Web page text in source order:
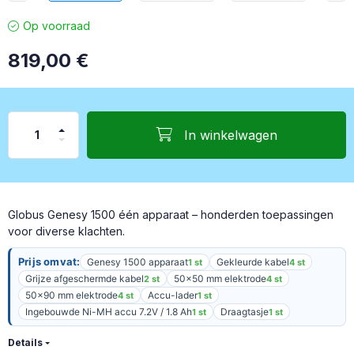
Op voorraad
819,00 €
In winkelwagen
Globus Genesy 1500 één apparaat – honderden toepassingen
voor diverse klachten.
Prijs omvat: Genesy 1500 apparaat1 st Gekleurde kabel4 st
Grijze afgeschermde kabel2 st 50×50 mm elektrode4 st
50×90 mm elektrode4 st Accu-lader1 st
Ingebouwde Ni-MH accu 7.2V / 1.8 Ah1 st Draagtasje1 st
Details